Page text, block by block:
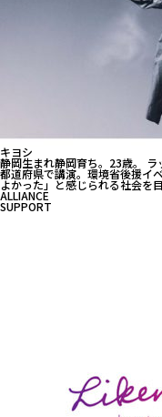
キヨシ
静岡生まれ静岡育ち。23歳。
都道府県で講演。環境省後援イ
よかった」と感じられる社会を
ALLIANCE
SUPPORT